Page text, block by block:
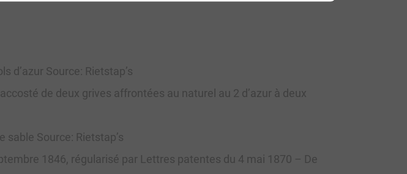
d’azur Source: Rietstap’s
de deux grives affrontées au naturel au 2 d’azur à deux
sable Source: Rietstap’s
1846, régularisé par Lettres patentes du 4 mai 1870 – De